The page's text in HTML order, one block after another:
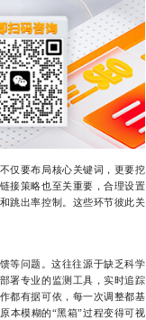
仅要布局核心关键词，更要挖
接策略也至关重要，合理设置
跳出率控制。这些环节彼此关
等问题。这往往源于缺乏科学
署专业的监测工具，实时追踪
都有据可依，每一次调整都基
本模糊的“黑箱”过程变得可视